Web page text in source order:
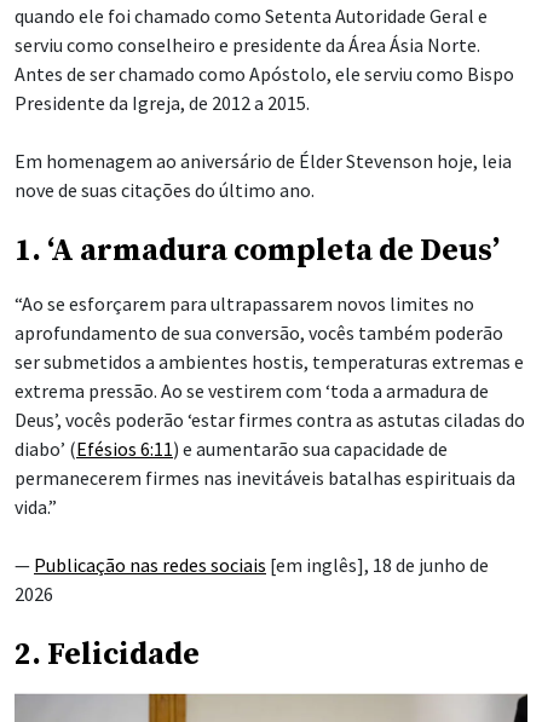
quando ele foi chamado como Setenta Autoridade Geral e
serviu como conselheiro e presidente da Área Ásia Norte.
Antes de ser chamado como Apóstolo, ele serviu como Bispo
Presidente da Igreja, de 2012 a 2015.
Em homenagem ao aniversário de Élder Stevenson hoje, leia
nove de suas citações do último ano.
1. ‘A armadura completa de Deus’
“Ao se esforçarem para ultrapassarem novos limites no
aprofundamento de sua conversão, vocês também poderão
ser submetidos a ambientes hostis, temperaturas extremas e
extrema pressão. Ao se vestirem com ‘toda a armadura de
Deus’, vocês poderão ‘estar firmes contra as astutas ciladas do
diabo’ (Efésios 6:11) e aumentarão sua capacidade de
permanecerem firmes nas inevitáveis batalhas espirituais da
vida.”
— Publicação nas redes sociais [em inglês], 18 de junho de
2026
2. Felicidade